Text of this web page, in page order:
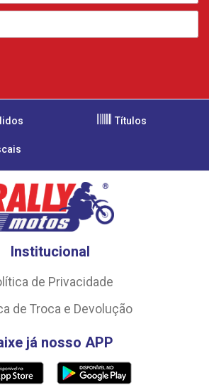
Títulos
Institucional
de Privacidade
de Troca e Devolução
já nosso APP